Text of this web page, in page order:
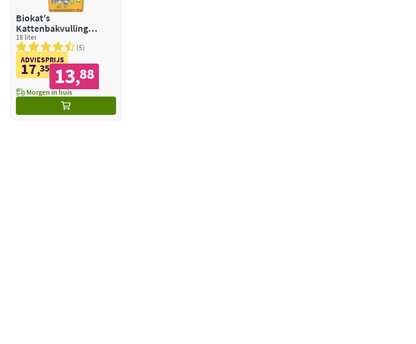
Biokat's
Kattenbakvulling
Classic
18 liter
5
ADVIESPRIJS
17,35 13,88
Morgen in huis